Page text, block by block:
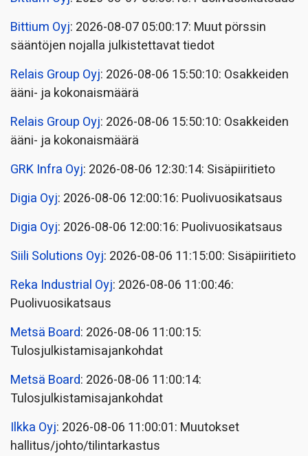
Bittium Oyj: 2026-08-07 05:00:17: Muut pörssin
sääntöjen nojalla julkistettavat tiedot
Relais Group Oyj: 2026-08-06 15:50:10: Osakkeiden
ääni- ja kokonaismäärä
Relais Group Oyj: 2026-08-06 15:50:10: Osakkeiden
ääni- ja kokonaismäärä
GRK Infra Oyj: 2026-08-06 12:30:14: Sisäpiiritieto
Digia Oyj: 2026-08-06 12:00:16: Puolivuosikatsaus
Digia Oyj: 2026-08-06 12:00:16: Puolivuosikatsaus
Siili Solutions Oyj: 2026-08-06 11:15:00: Sisäpiiritieto
Reka Industrial Oyj: 2026-08-06 11:00:46:
Puolivuosikatsaus
Metsä Board: 2026-08-06 11:00:15:
Tulosjulkistamisajankohdat
Metsä Board: 2026-08-06 11:00:14:
Tulosjulkistamisajankohdat
Ilkka Oyj: 2026-08-06 11:00:01: Muutokset
hallitus/johto/tilintarkastus